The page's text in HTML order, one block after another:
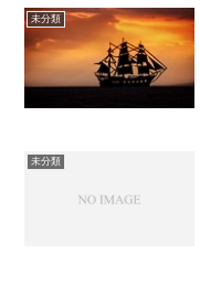
未分類
未分類